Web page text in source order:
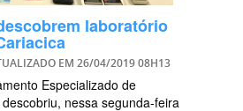
laboratório
EM 26/04/2019 08H13
Especializado de
nessa segunda-feira